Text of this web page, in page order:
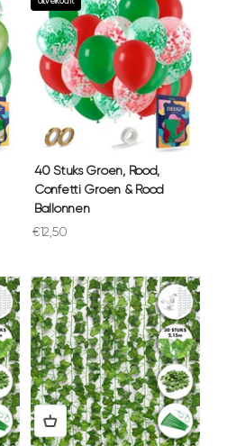
40 Stuks Groen, Rood,
Confetti Groen & Rood
Ballonnen
Aanbiedingsprijs
€12,50